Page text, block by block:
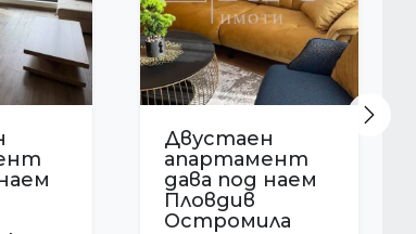
Двустаен
апартамент
дава под наем
Пловдив
Остромила
Next